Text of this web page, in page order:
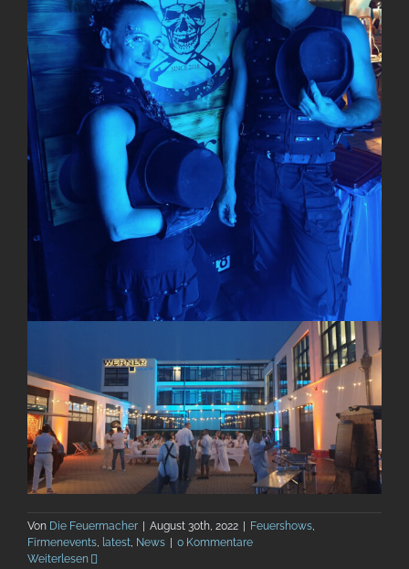
Von Die Feuermacher August 30th, 2022 Feuershows,
Firmenevents, latest, News
0 Kommentare
Weiterlesen